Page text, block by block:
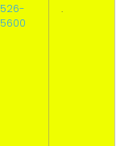
526-
5600
.